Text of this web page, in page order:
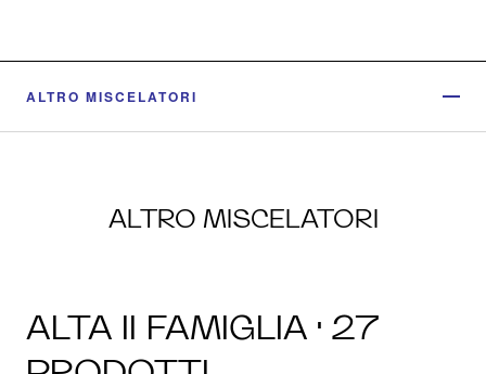
ALTRO MISCELATORI
ALTRO MISCELATORI
ALTA II FAMIGLIA · 27